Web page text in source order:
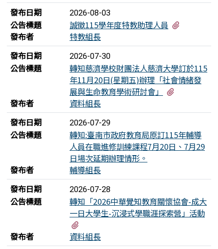
發布日期
2026-08-03
公告標題 誠徵115學年度特教助理人員
發布者
特教組長
發布日期
2026-07-30
公告標題
轉知慈濟學校財團法人慈濟大學訂於115
年11月20日(星期五)辦理「社會情緒發
展與生命教育學術研討會」
發布者
資料組長
發布日期
2026-07-29
公告標題
轉知:臺南市政府教育局原訂115年輔導
人員在職進修訓練課程7月20日、7月29
日場次延期辦理情形。
發布者
輔導組長
發布日期
2026-07-28
公告標題
轉知「2026中華覺知教育關懷協會-成大
一日大學生-沉浸式學職涯探索營」活動
發布者
資料組長